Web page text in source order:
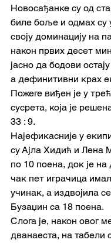
Новосађанке су од
биле боље и одмах су
своју доминацију на
након првих десет
јасно да бодови
а дефинитивни крах
Пожеге виђен је у
сусрета, која је
33 : 9.
Најефикасније у
су Ајла Хидић и Лена
по 10 поена, док је на
чак пет играчица
учинак, а издвојила
Бузаџин са 18 поена.
Слога је, након овог
дванаеста, на табели